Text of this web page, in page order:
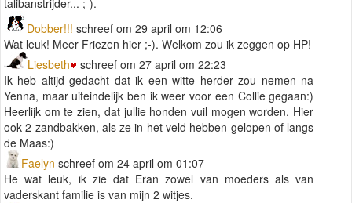
Dobber!!! schreef om 29 april om 12:06
Wat leuk! Meer Friezen hier ;-). Welkom zou ik zeggen op HP!
Liesbeth
schreef om 27 april om 22:23
Ik heb altijd gedacht dat ik een witte herder zou nemen na
Yenna, maar uiteindelijk ben ik weer voor een Collie gegaan:)
Heerlijk om te zien, dat jullie honden vuil mogen worden. Hier
ook 2 zandbakken, als ze in het veld hebben gelopen of langs
de Maas:)
Faelyn schreef om 24 april om 01:07
He wat leuk, ik zie dat Eran zowel van moeders als van
vaderskant familie is van mijn 2 witjes.